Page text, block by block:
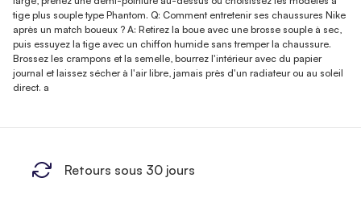
tige plus souple type Phantom. Q: Comment entretenir ses chaussures Nike
après un match boueux ? A: Retirez la boue avec une brosse souple à sec,
puis essuyez la tige avec un chiffon humide sans tremper la chaussure.
Brossez les crampons et la semelle, bourrez l'intérieur avec du papier
journal et laissez sécher à l'air libre, jamais près d'un radiateur ou au soleil
direct. a
Retours sous 30 jours